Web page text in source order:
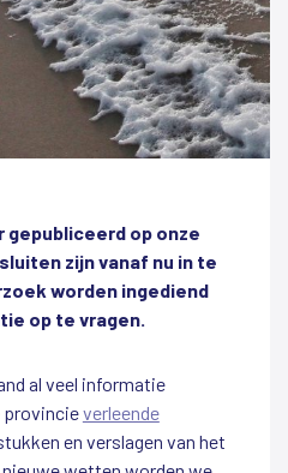
op onze
zijn vanaf nu in te
worden ingediend
op te vragen.
al veel informatie
provincieverleende
en verslagen van het